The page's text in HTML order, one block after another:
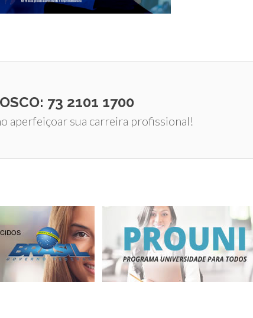
73 2101 1700
aperfeiçoar sua carreira profissional!